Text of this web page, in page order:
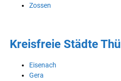
Zossen
Kreisfreie Städte
Eisenach
Gera